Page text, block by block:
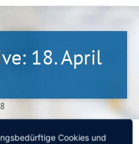
18. April
Cookies und